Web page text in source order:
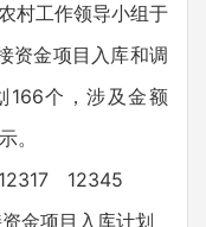
村工作领导小组于
资金项目入库和调
166个，涉及金额
。
12345
金项目入库计划